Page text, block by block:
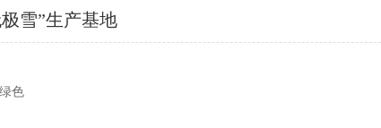
雪”生产基地
色